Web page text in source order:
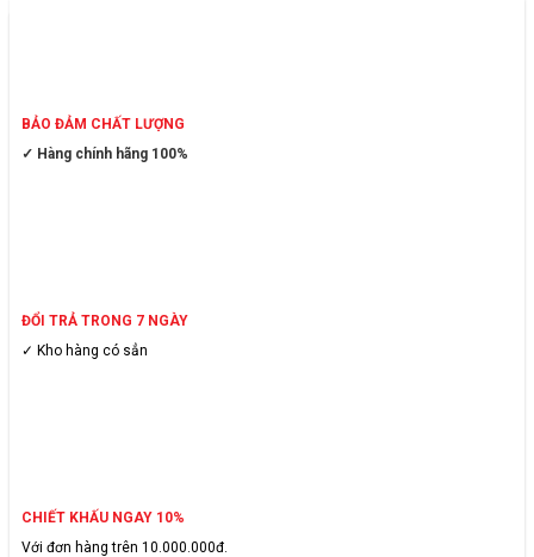
BẢO ĐẢM CHẤT LƯỢNG
✓ Hàng chính hãng 100%
ĐỔI TRẢ TRONG 7 NGÀY
✓ Kho hàng có sẳn
CHIẾT KHẤU NGAY 10%
Với đơn hàng trên 10.000.000đ.